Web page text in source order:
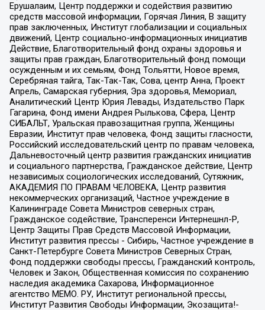
Ерушалаим, Центр поддержки и содействия развитию
средств массовой информации, Горячая Линия, В защиту
прав заключенных, Институт глобализации и социальных
движений, Центр социально-информационных инициатив
Действие, Благотворительный фонд охраны здоровья и
защиты прав граждан, Благотворительный фонд помощи
осужденным и их семьям, Фонд Тольятти, Новое время,
Серебряная тайга, Так-Так-Так, Сова, центр Анна, Проект
Апрель, Самарская губерния, Эра здоровья, Мемориал,
Аналитический Центр Юрия Левады, Издательство Парк
Гагарина, Фонд имени Андрея Рылькова, Сфера, Центр
СИБАЛЬТ, Уральская правозащитная группа, Женщины
Евразии, Институт прав человека, Фонд защиты гласности,
Российский исследовательский центр по правам человека,
Дальневосточный центр развития гражданских инициатив
и социального партнерства, Гражданское действие, Центр
независимых социологических исследований, Сутяжник,
АКАДЕМИЯ ПО ПРАВАМ ЧЕЛОВЕКА, Центр развития
некоммерческих организаций, Частное учреждение в
Калининграде Совета Министров северных стран,
Гражданское содействие, Трансперенси Интернешнл-Р,
Центр Защиты Прав Средств Массовой Информации,
Институт развития прессы - Сибирь, Частное учреждение в
Санкт-Петербурге Совета Министров Северных Стран,
Фонд поддержки свободы прессы, Гражданский контроль,
Человек и Закон, Общественная комиссия по сохранению
наследия академика Сахарова, Информационное
агентство МЕМО. РУ, Институт региональной прессы,
Институт Развития Свободы Информации, Экозащита!-